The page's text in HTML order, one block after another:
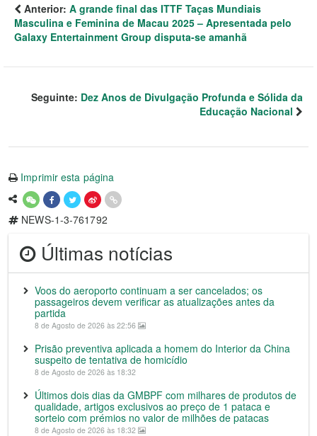
Anterior: A grande final das ITTF Taças Mundiais
Masculina e Feminina de Macau 2025 – Apresentada pelo
Galaxy Entertainment Group disputa-se amanhã
Seguinte: Dez Anos de Divulgação Profunda e Sólida da
Educação Nacional
Imprimir esta página
NEWS-1-3-761792
Últimas notícias
Voos do aeroporto continuam a ser cancelados; os
passageiros devem verificar as atualizações antes da
partida
8 de Agosto de 2026 às 22:56
Prisão preventiva aplicada a homem do Interior da China
suspeito de tentativa de homicídio
8 de Agosto de 2026 às 18:32
Últimos dois dias da GMBPF com milhares de produtos de
qualidade, artigos exclusivos ao preço de 1 pataca e
sorteio com prémios no valor de milhões de patacas
8 de Agosto de 2026 às 18:32